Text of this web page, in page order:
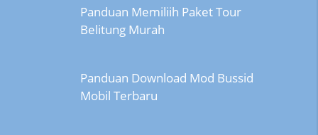
Panduan Memiliih Paket Tour
Belitung Murah
Panduan Download Mod Bussid
Mobil Terbaru